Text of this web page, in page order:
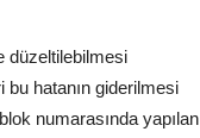
düzeltilebilmesi
bu hatanın giderilmesi
numarasında yapılan